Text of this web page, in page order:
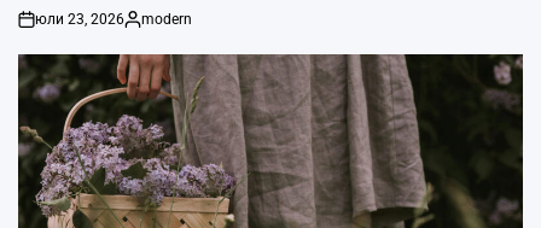
on
юли 23, 2026
Posted
modern